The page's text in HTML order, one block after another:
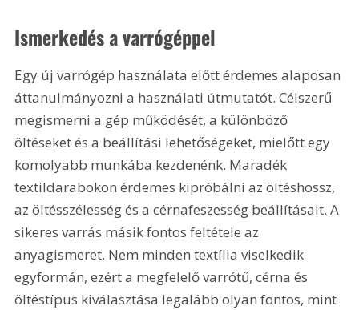
Ismerkedés a varrógéppel
Egy új varrógép használata előtt érdemes alaposan
áttanulmányozni a használati útmutatót. Célszerű
megismerni a gép működését, a különböző
öltéseket és a beállítási lehetőségeket, mielőtt egy
komolyabb munkába kezdenénk. Maradék
textildarabokon érdemes kipróbálni az öltéshossz,
az öltésszélesség és a cérnafeszesség beállításait. A
sikeres varrás másik fontos feltétele az
anyagismeret. Nem minden textília viselkedik
egyformán, ezért a megfelelő varrótű, cérna és
öltéstípus kiválasztása legalább olyan fontos, mint